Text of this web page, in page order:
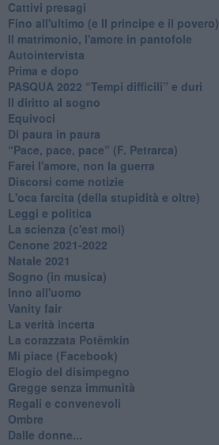
Cattivi presagi
Fino all'ultimo (e Il principe e il povero)
Il matrimonio, l'amore in pantofole
Autointervista
Prima e dopo
​PASQUA 2022 “Tempi difficili” e duri
Il diritto al sogno
Equivoci
Di paura in paura
​“Pace, pace, pace” (F. Petrarca)
Farei l'amore, non la guerra
Discorsi come notizie
L'oca farcita (della stupidità e oltre)
Leggi e politica
La scienza (c'est moi)
Cenone 2021-2022
Natale 2021
Sogno (in musica)
Inno all'uomo
Vanity fair
La verità incerta
La corazzata Potëmkin
Mi piace (Facebook)
Elogio del disimpegno
Gregge senza immunità
Regali e convenevoli
Ombre
Dalle donne...